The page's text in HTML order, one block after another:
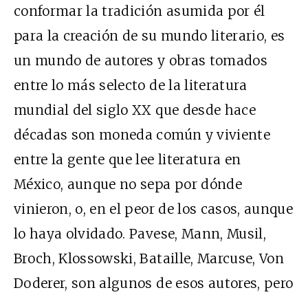
conformar la tradición asumida por él
para la creación de su mundo literario, es
un mundo de autores y obras tomados
entre lo más selecto de la literatura
mundial del siglo XX que desde hace
décadas son moneda común y viviente
entre la gente que lee literatura en
México, aunque no sepa por dónde
vinieron, o, en el peor de los casos, aunque
lo haya olvidado. Pavese, Mann, Musil,
Broch, Klossowski, Bataille, Marcuse, Von
Doderer, son algunos de esos autores, pero